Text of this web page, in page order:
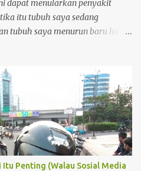
dapat menularkan penyakit
itu tubuh saya sedang
tubuh saya menurun baru habis
Itu Penting (Walau Sosial Media